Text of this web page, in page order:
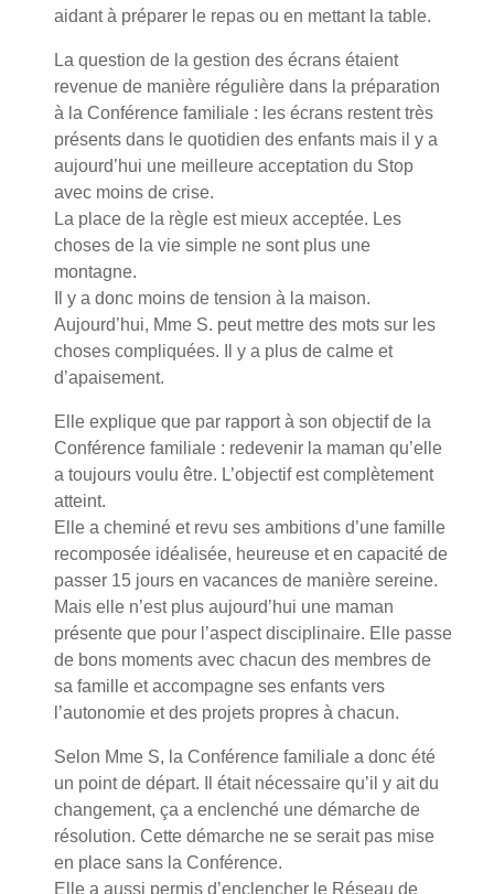
aidant à préparer le repas ou en mettant la table.
La question de la gestion des écrans étaient
revenue de manière régulière dans la préparation
à la Conférence familiale : les écrans restent très
présents dans le quotidien des enfants mais il y a
aujourd’hui une meilleure acceptation du Stop
avec moins de crise.
La place de la règle est mieux acceptée. Les
choses de la vie simple ne sont plus une
montagne.
Il y a donc moins de tension à la maison.
Aujourd’hui, Mme S. peut mettre des mots sur les
choses compliquées. Il y a plus de calme et
d’apaisement.
Elle explique que par rapport à son objectif de la
Conférence familiale : redevenir la maman qu’elle
a toujours voulu être. L’objectif est complètement
atteint.
Elle a cheminé et revu ses ambitions d’une famille
recomposée idéalisée, heureuse et en capacité de
passer 15 jours en vacances de manière sereine.
Mais elle n’est plus aujourd’hui une maman
présente que pour l’aspect disciplinaire. Elle passe
de bons moments avec chacun des membres de
sa famille et accompagne ses enfants vers
l’autonomie et des projets propres à chacun.
Selon Mme S, la Conférence familiale a donc été
un point de départ. Il était nécessaire qu’il y ait du
changement, ça a enclenché une démarche de
résolution. Cette démarche ne se serait pas mise
en place sans la Conférence.
Elle a aussi permis d’enclencher le Réseau de